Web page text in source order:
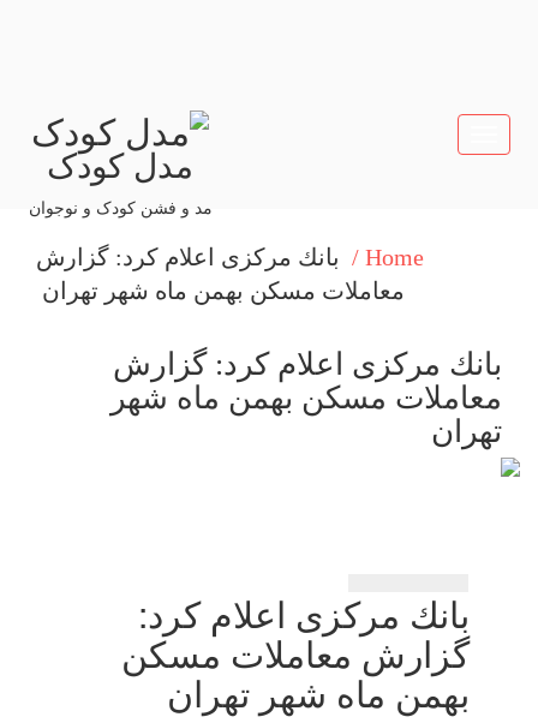
navigation
مدل کودک
مد و فشن کودک و نوجوان
Home /
بانك مركزی اعلام كرد: گزارش
معاملات مسكن بهمن ماه شهر تهران
بانك مركزی اعلام كرد: گزارش
معاملات مسكن بهمن ماه شهر
تهران
بانك مركزی اعلام كرد:
گزارش معاملات مسكن
بهمن ماه شهر تهران